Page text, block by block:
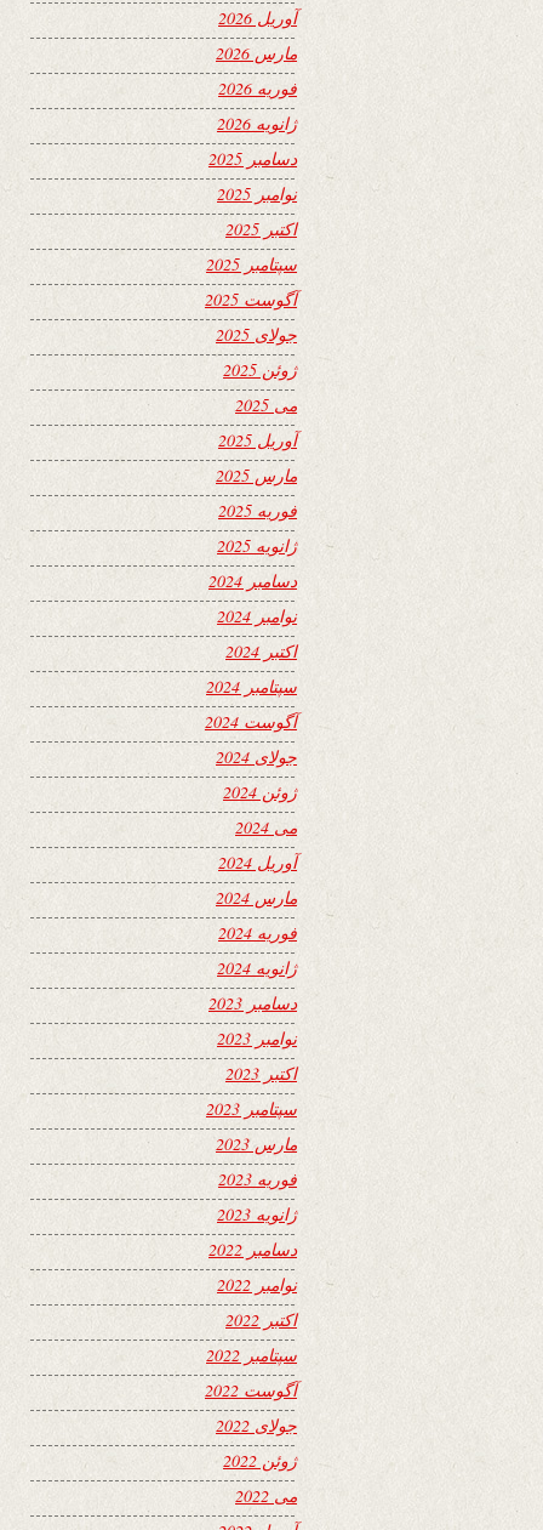
آوریل 2026
مارس 2026
فوریه 2026
ژانویه 2026
دسامبر 2025
نوامبر 2025
اکتبر 2025
سپتامبر 2025
آگوست 2025
جولای 2025
ژوئن 2025
می 2025
آوریل 2025
مارس 2025
فوریه 2025
ژانویه 2025
دسامبر 2024
نوامبر 2024
اکتبر 2024
سپتامبر 2024
آگوست 2024
جولای 2024
ژوئن 2024
می 2024
آوریل 2024
مارس 2024
فوریه 2024
ژانویه 2024
دسامبر 2023
نوامبر 2023
اکتبر 2023
سپتامبر 2023
مارس 2023
فوریه 2023
ژانویه 2023
دسامبر 2022
نوامبر 2022
اکتبر 2022
سپتامبر 2022
آگوست 2022
جولای 2022
ژوئن 2022
می 2022